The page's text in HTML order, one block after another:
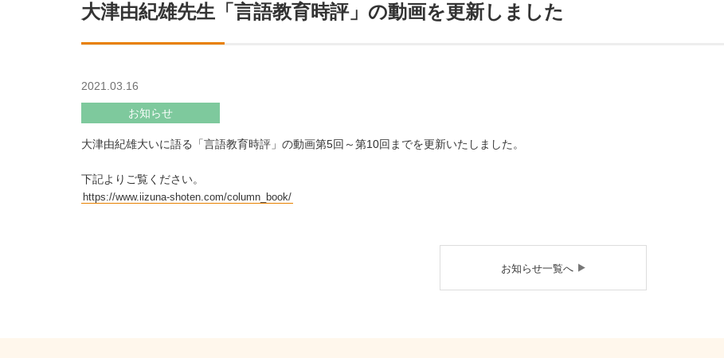
大津由紀雄先生「言語教育時評」の動画を更新しました
2021.03.16
お知らせ
大津由紀雄大いに語る「言語教育時評」の動画第5回～第10回までを更新いたしました。
下記よりご覧ください。
https://www.iizuna-shoten.com/column_book/
お知らせ一覧へ